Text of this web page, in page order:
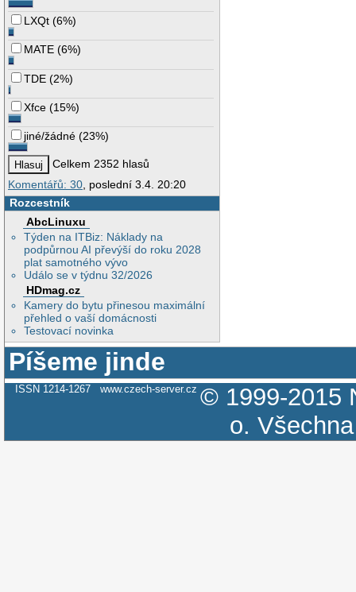
LXQt (6%)
MATE (6%)
TDE (2%)
Xfce (15%)
jiné/žádné (23%)
Celkem 2352 hlasů
Komentářů: 30 , poslední 3.4. 20:20
Rozcestník
AbcLinuxu
Týden na ITBiz: Náklady na
podpůrnou AI převýší do roku 2028
plat samotného vývo
Událo se v týdnu 32/2026
HDmag.cz
Kamery do bytu přinesou maximální
přehled o vaší domácnosti
Testovací novinka
Píšeme jinde
ISSN 1214-1267 www.czech-server.cz © 1999-2015
o.